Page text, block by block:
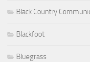
Black Country
Blackfoot
Bluegrass